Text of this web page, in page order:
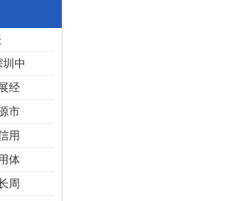
中
经
市
用
体
周